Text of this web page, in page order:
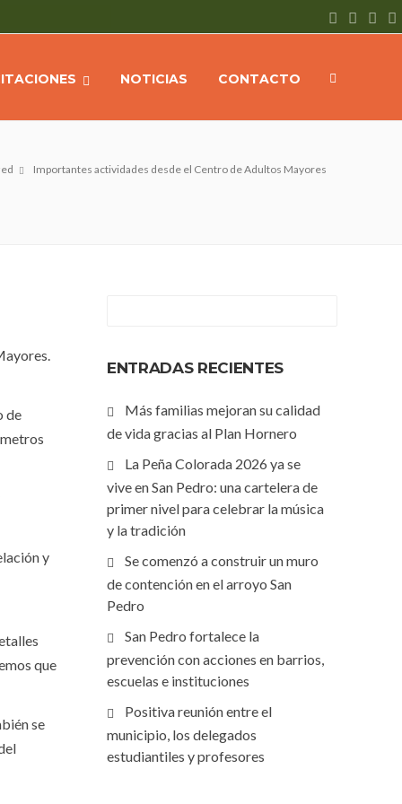
NOTICIAS CONTACTO
Importantes actividades desde el Centro de Adultos Mayores
de
y
que
se
ENTRADAS RECIENTES
Más familias mejoran su calidad
de vida gracias al Plan Hornero
La Peña Colorada 2026 ya se
vive en San Pedro: una cartelera de
primer nivel para celebrar la música
y la tradición
Se comenzó a construir un muro
de contención en el arroyo San
Pedro
San Pedro fortalece la
prevención con acciones en barrios,
escuelas e instituciones
Positiva reunión entre el
municipio, los delegados
estudiantiles y profesores